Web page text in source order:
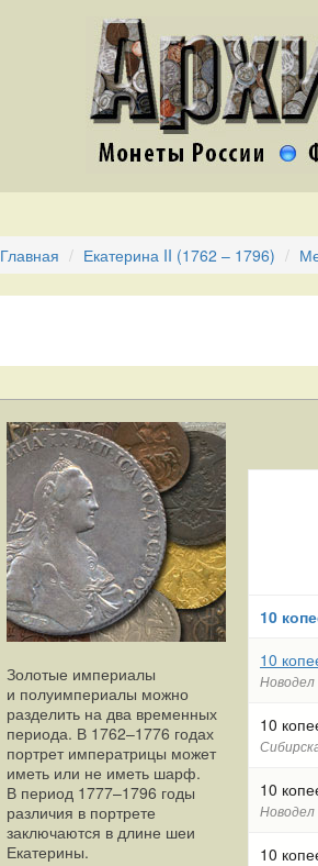
Главная Екатерина II (1762 – 1796)
Золотые империалы
и полуимпериалы можно
разделить на два временных
периода. В 1762–1776 годах
портрет императрицы может
иметь или не иметь шарф.
В период 1777–1796 годы
различия в портрете
заключаются в длине шеи
Екатерины.
10
10
Новодел
10
10
Новодел
10